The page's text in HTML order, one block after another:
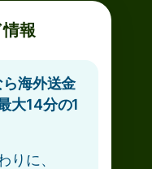
報
海外送金
大14分の1
りに、